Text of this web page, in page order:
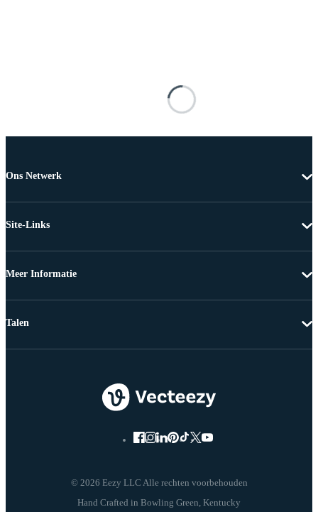
Ons Netwerk
Site-Links
Meer Informatie
© 2026 Eezy LLC Alle rechten voorbehouden
Talen